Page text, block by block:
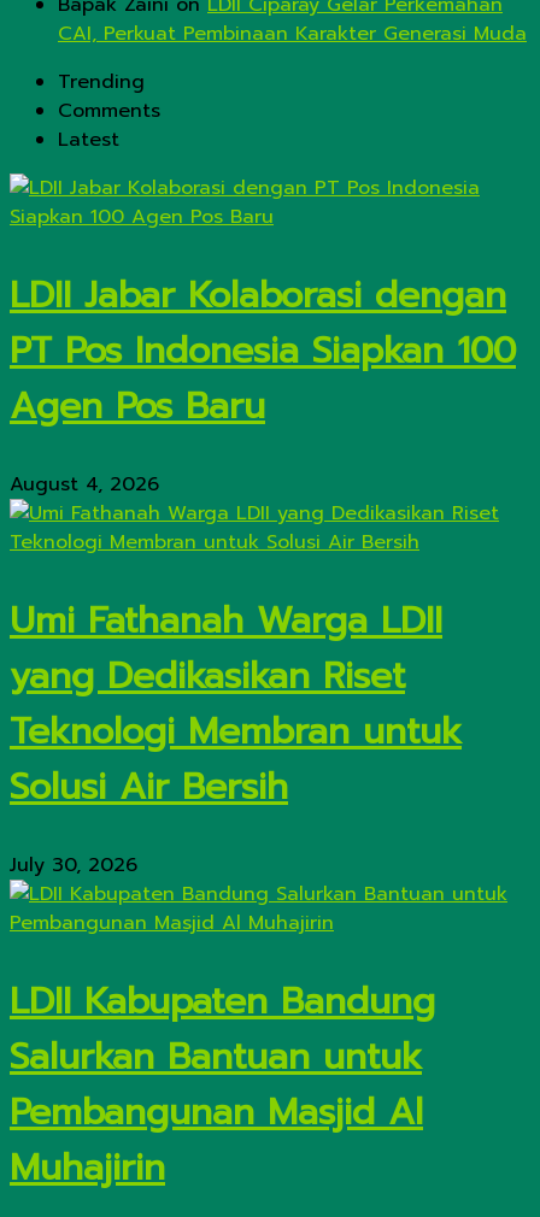
CAI, Perkuat Pembinaan Karakter Generasi Muda
Trending
Comments
Latest
LDII Jabar Kolaborasi dengan
PT Pos Indonesia Siapkan 100
Agen Pos Baru
August 4, 2026
Umi Fathanah Warga LDII
yang Dedikasikan Riset
Teknologi Membran untuk
Solusi Air Bersih
July 30, 2026
LDII Kabupaten Bandung
Salurkan Bantuan untuk
Pembangunan Masjid Al
Muhajirin